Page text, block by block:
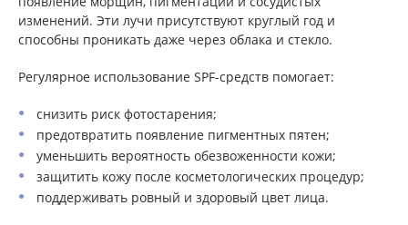
изменений. Эти лучи присутствуют круглый год и
способны проникать даже через облака и стекло.
Регулярное использование SPF-средств помогает:
снизить риск фотостарения;
предотвратить появление пигментных пятен;
уменьшить вероятность обезвоженности кожи;
защитить кожу после косметологических процедур;
поддерживать ровный и здоровый цвет лица.